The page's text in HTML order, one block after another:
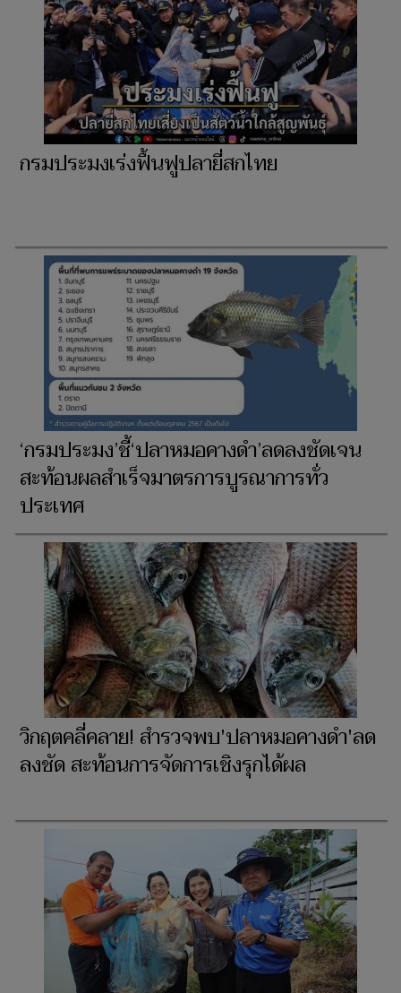
กรมประมงเร่งฟื้นฟูปลายี่สกไทย
‘กรมประมง’ชี้‘ปลาหมอคางดำ’ลดลงชัดเจน
สะท้อนผลสำเร็จมาตรการบูรณาการทั่ว
ประเทศ
วิกฤตคลี่คลาย! สำรวจพบ'ปลาหมอคางดำ'ลด
ลงชัด สะท้อนการจัดการเชิงรุกได้ผล